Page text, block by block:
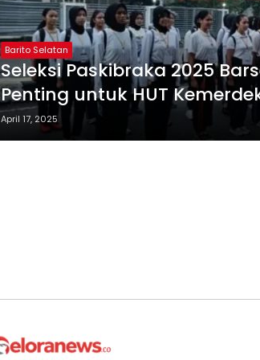
Barito Selatan
Seleksi Paskibraka 2025
Penting untuk HUT
April 17, 2025